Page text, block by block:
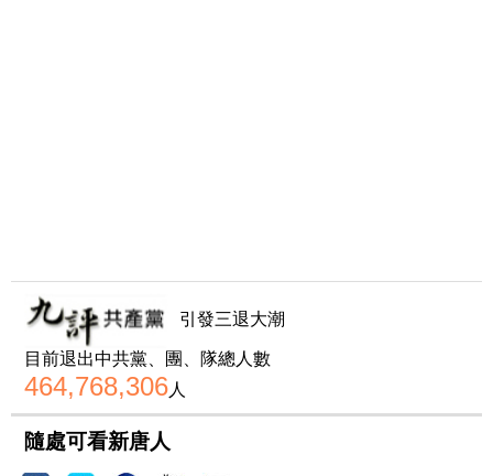
引發三退大潮
目前退出中共黨、團、隊總人數
464,768,306人
隨處可看新唐人